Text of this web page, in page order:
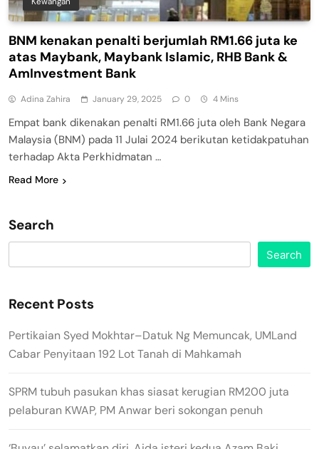
BNM kenakan penalti berjumlah RM1.66 juta ke
atas Maybank, Maybank Islamic, RHB Bank &
AmInvestment Bank
Adina Zahira January 29, 2025 0 4 Mins
Empat bank dikenakan penalti RM1.66 juta oleh Bank Negara
Malaysia (BNM) pada 11 Julai 2024 berikutan ketidakpatuhan
terhadap Akta Perkhidmatan …
Read More
Search
Search
Recent Posts
Pertikaian Syed Mokhtar–Datuk Ng Memuncak, UMLand
Cabar Penyitaan 192 Lot Tanah di Mahkamah
SPRM tubuh pasukan khas siasat kerugian RM200 juta
pelaburan KWAP, PM Anwar beri sokongan penuh